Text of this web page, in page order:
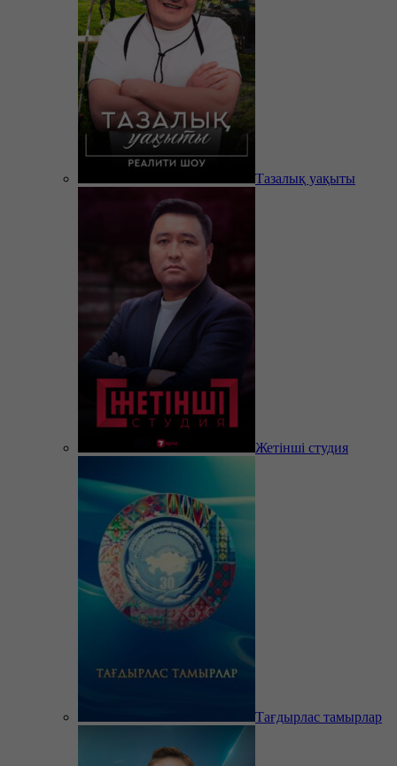
Тазалық уақыты
Жетінші студия
Тағдырлас тамырлар